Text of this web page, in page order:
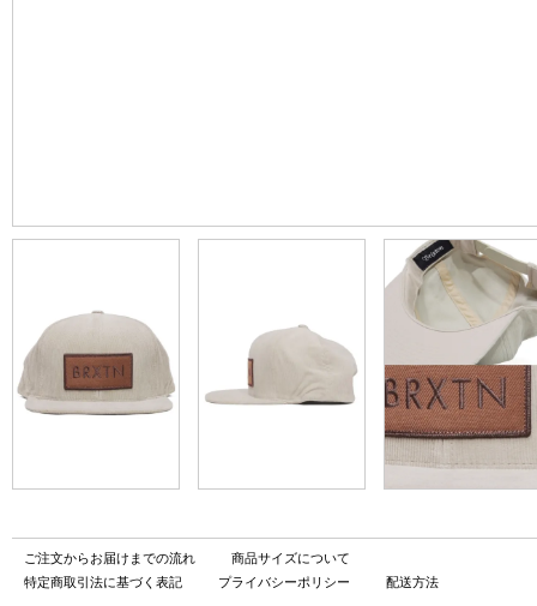
ご注文からお届けまでの流れ
商品サイズについて
特定商取引法に基づく表記
プライバシーポリシー 配送方法